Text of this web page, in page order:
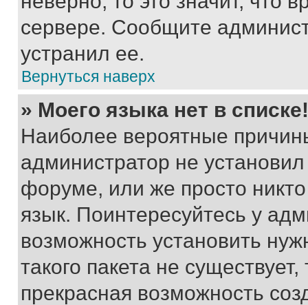
сервере. Сообщите
устранил ее.
Вернуться наверх
» Моего языка нет в списке!
Наиболее вероятные
администратор не
форуме, или же просто
язык. Поинтересуйтесь у
возможность установить
такого пакета не
прекрасная возможность